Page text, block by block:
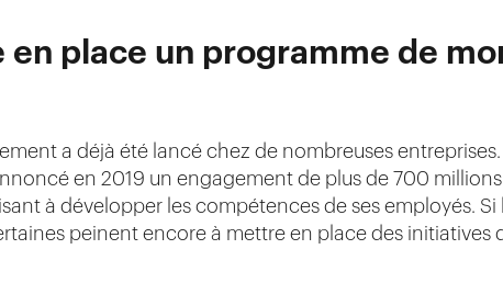
place un programme de
a déjà été lancé chez de nombreuses
en 2019 un engagement de plus de 700
à développer les compétences de ses employés.
peinent encore à mettre en place des initiatives